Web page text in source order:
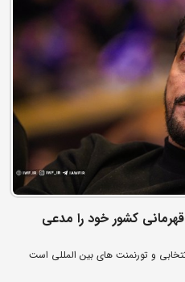
کشور خود را مدعی
و تورنمنت های بین المللی است